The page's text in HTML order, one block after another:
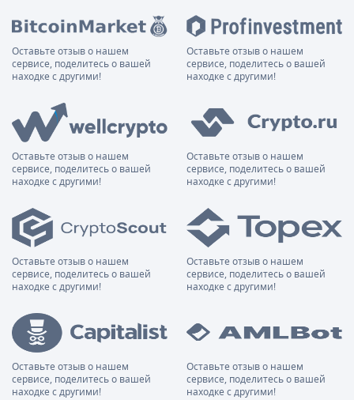
Оставьте отзыв о нашем
сервисе, поделитесь о вашей
находке с другими!
Оставьте отзыв о нашем
сервисе, поделитесь о вашей
находке с другими!
Оставьте отзыв о нашем
сервисе, поделитесь о вашей
находке с другими!
Оставьте отзыв о нашем
сервисе, поделитесь о вашей
находке с другими!
Оставьте отзыв о нашем
сервисе, поделитесь о вашей
находке с другими!
Оставьте отзыв о нашем
сервисе, поделитесь о вашей
находке с другими!
Оставьте отзыв о нашем
сервисе, поделитесь о вашей
находке с другими!
Оставьте отзыв о нашем
сервисе, поделитесь о вашей
находке с другими!